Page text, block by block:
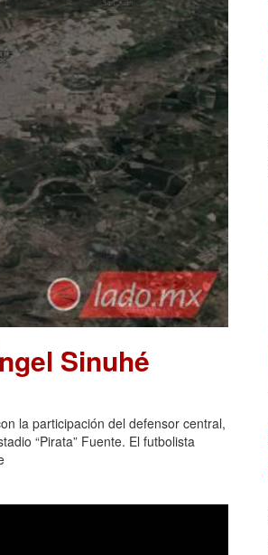
Sinuhé
la participación del defensor central,
“Pirata” Fuente. El futbolista